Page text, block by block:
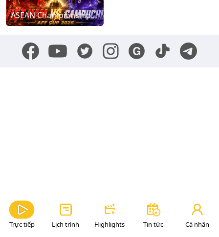
ASEAN Championship: Vietnam – Cambodia (20:00 - 07/08/2026)
Trực tiếp Lịch trình Highlights Tin tức Cá nhân